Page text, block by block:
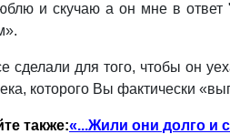
и скучаю а он мне в ответ
сделали для того, чтобы он
которого Вы фактически
также:«...Жили они долго и